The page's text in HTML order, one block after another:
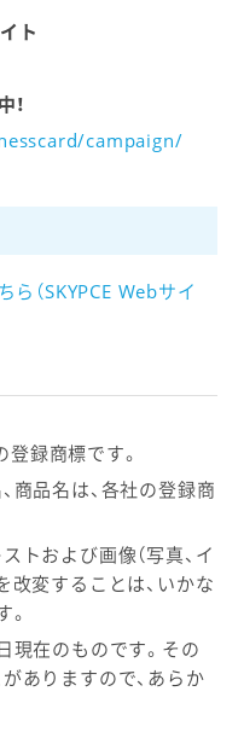
ト
！
campaign/
（SKYPCE Webサイ
登録商標です。
商品名は、各社の登録商
トおよび画像（写真、イ
改変することは、いかな
。
現在のものです。その
ありますので、あらか